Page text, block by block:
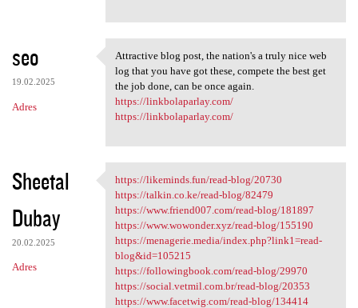
seo
19.02.2025
Adres
Attractive blog post, the
Attractive blog post, the nation's a truly nice web
log that you have got these, compete the best get
the job done, can be once again.
https://linkbolaparlay.com/
https://linkbolaparlay.com/
Sheetal
Dubay
20.02.2025
Adres
https://likeminds.fun/read
https://likeminds.fun/read-blog/20730
https://talkin.co.ke/read-blog/82479
https://www.friend007.com/read-blog/181897
https://www.wowonder.xyz/read-blog/155190
https://menagerie.media/index.php?link1=read-
blog&id=105215
https://followingbook.com/read-blog/29970
https://social.vetmil.com.br/read-blog/20353
https://www.facetwig.com/read-blog/134414